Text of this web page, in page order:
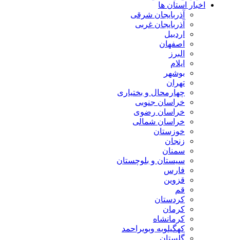
اخبار استان ها
آذربایجان شرقی
آذربایجان غربی
اردبیل
اصفهان
البرز
ایلام
بوشهر
تهران
چهارمحال و بختیاری
خراسان جنوبی
خراسان رضوی
خراسان شمالی
خوزستان
زنجان
سمنان
سیستان و بلوچستان
فارس
قزوین
قم
کردستان
کرمان
کرمانشاه
کهگیلویه وبویراحمد
گلستان